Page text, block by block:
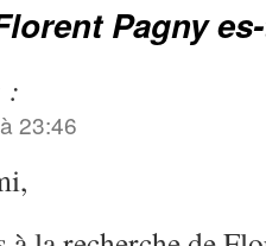
Pagny
:
23:46